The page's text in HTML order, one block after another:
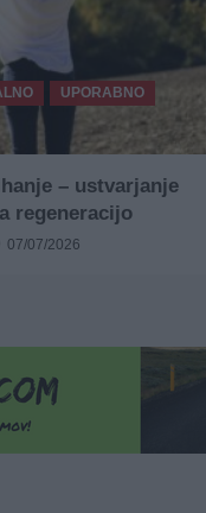
UPORABNO
– ustvarjanje
regeneracijo
07/07/2026